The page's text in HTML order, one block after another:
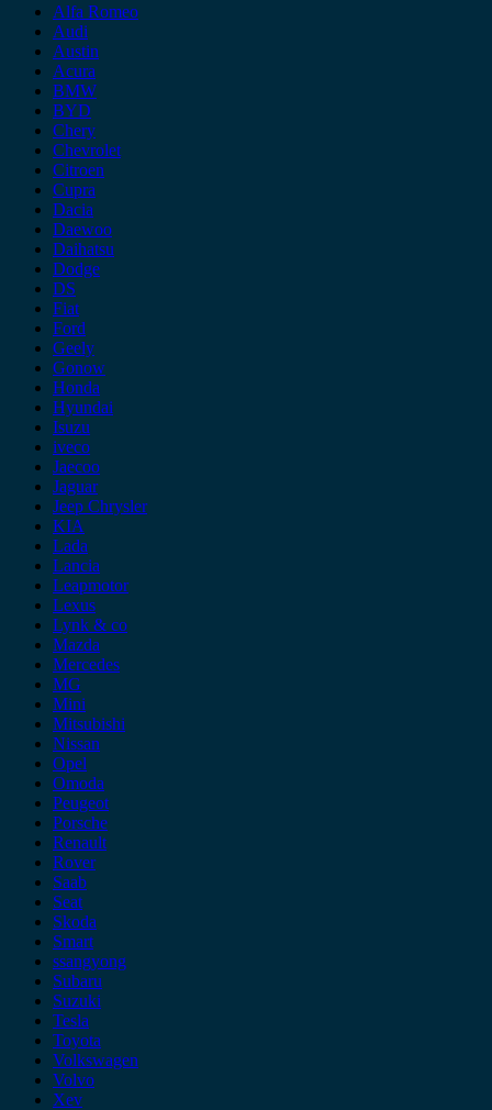
Alfa Romeo
Audi
Austin
Acura
BMW
BYD
Chery
Chevrolet
Citroen
Cupra
Dacia
Daewoo
Daihatsu
Dodge
DS
Fiat
Ford
Geely
Gonow
Honda
Hyundai
Isuzu
iveco
Jaecoo
Jaguar
Jeep Chrysler
KIA
Lada
Lancia
Leapmotor
Lexus
Lynk & co
Mazda
Mercedes
MG
Mini
Mitsubishi
Nissan
Opel
Omoda
Peugeot
Porsche
Renault
Rover
Saab
Seat
Skoda
Smart
ssangyong
Subaru
Suzuki
Tesla
Toyota
Volkswagen
Volvo
Xev